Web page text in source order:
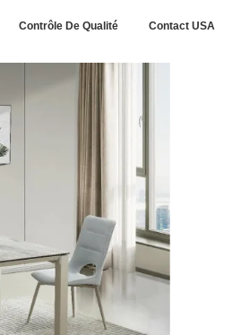
Contrôle De Qualité Contact USA